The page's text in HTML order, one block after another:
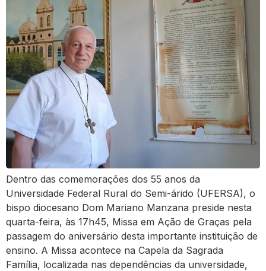
Dentro das comemorações dos 55 anos da
Universidade Federal Rural do Semi-árido (UFERSA), o
bispo diocesano Dom Mariano Manzana preside nesta
quarta-feira, às 17h45, Missa em Ação de Graças pela
passagem do aniversário desta importante instituição de
ensino. A Missa acontece na Capela da Sagrada
Família, localizada nas dependências da universidade,